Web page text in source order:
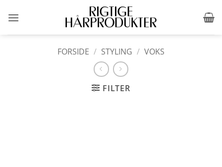
FORSIDE / STYLING / VOKS
FILTER